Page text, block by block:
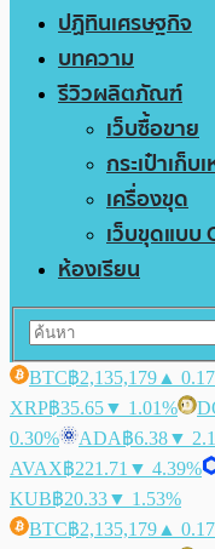
ปฏิทินเศรษฐกิจ
บทความ
รีวิวผลิตภัณฑ์
เว็บซื้อขาย
กระเป๋าเก็บ
เครื่องขุด
เว็บขุดแบบ
ห้องเรียน
BTC฿2,135,179 ▲
XRP฿35.65▼ 1.01%
0.30%
ADA฿6.38▼
AVAX฿221.71 ▼ 4.39%
KUB฿20.33▼ 1.53%
BTC฿2,135,179 ▲